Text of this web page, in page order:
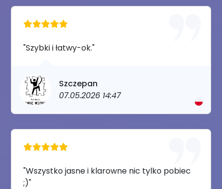
"Szybki i łatwy-ok."
Szczepan
07.05.2026 14:47
"Wszystko jasne i klarowne nic tylko pobiec
;)"